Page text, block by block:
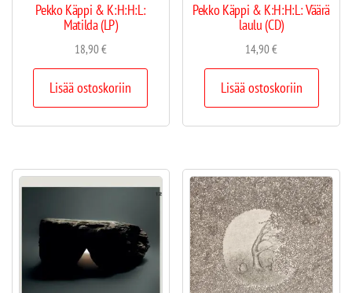
Pekko Käppi & K:H:H:L:
Matilda (LP)
18,90€
Lisää ostoskoriin
Pekko Käppi & K:H:H:L: Väärä
laulu (CD)
14,90€
Lisää ostoskoriin